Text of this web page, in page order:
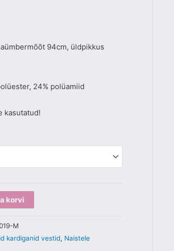
94cm, üldpikkus
24% polüamiid
kasutatud!
korvi
M
kardiganid vestid, Naistele